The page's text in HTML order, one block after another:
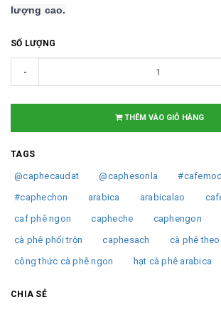
lượng cao.
SỐ LƯỢNG
-
THÊM VÀO GIỎ HÀNG
TAGS
@caphecaudat @caphesonla #cafemoc
#caphechon
arabica arabicalao
caf phê ngon
capheche caphengon
cà phê phối trộn
caphesach
cà phê theo
công thức cà phê ngon
hạt cà phê arabica
CHIA SẺ